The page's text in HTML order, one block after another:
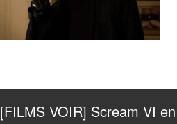
[FILMS VOIR] Scream VI